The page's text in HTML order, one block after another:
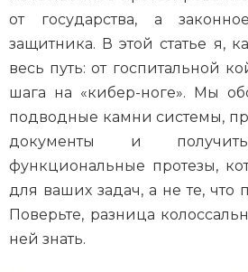
от государства, а
защитника. В этой статье я,
весь путь: от госпитальной
шага на «кибер-ноге». Мы
подводные камни системы,
документы и
функциональные протезы,
для ваших задач, а не те, что
Поверьте, разница
ней знать.